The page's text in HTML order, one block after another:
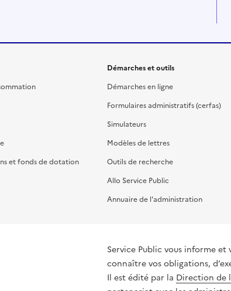
et fonds de dotation
Démarches et outils
Démarches en ligne
Formulaires administratifs (cerfas)
Simulateurs
Modèles de lettres
Outils de recherche
Allo Service Public
Annuaire de l'administration
Service Public vous informe
connaître vos obligations,
Il est édité par la Direction de